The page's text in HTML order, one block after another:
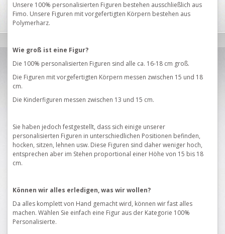
Unsere 100% personalisierten Figuren bestehen ausschließlich aus
Fimo. Unsere Figuren mit vorgefertigten Körpern bestehen aus
Polymerharz.
Wie groß ist eine Figur?
Die 100% personalisierten Figuren sind alle ca. 16-18 cm groß.
Die Figuren mit vorgefertigten Körpern messen zwischen 15 und 18
cm.
Die Kinderfiguren messen zwischen 13 und 15 cm.
Sie haben jedoch festgestellt, dass sich einige unserer
personalisierten Figuren in unterschiedlichen Positionen befinden,
hocken, sitzen, lehnen usw. Diese Figuren sind daher weniger hoch,
entsprechen aber im Stehen proportional einer Höhe von 15 bis 18
cm.
Können wir alles erledigen, was wir wollen?
Da alles komplett von Hand gemacht wird, können wir fast alles
machen. Wählen Sie einfach eine Figur aus der Kategorie 100%
Personalisierte.